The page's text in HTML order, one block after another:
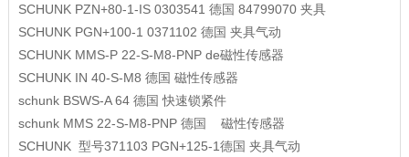
SCHUNK PZN+80-1-IS 0303541 德国 84799070 夹具
SCHUNK PGN+100-1 0371102 德国 夹具气动
SCHUNK MMS-P 22-S-M8-PNP de磁性传感器
SCHUNK IN 40-S-M8 德国 磁性传感器
schunk BSWS-A 64 德国 快速锁紧件
schunk MMS 22-S-M8-PNP 德国 磁性传感器
SCHUNK 型号371103 PGN+125-1德国 夹具气动